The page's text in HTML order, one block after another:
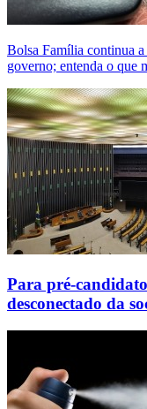
Bolsa Família continua
governo; entenda o que
Para pré-
desconectado da